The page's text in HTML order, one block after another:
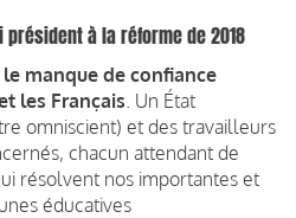
à la réforme de 2018
manque de confiance
les Français . Un État
omniscient) et des travailleurs
chacun attendant de
résolvent nos importantes et
éducatives